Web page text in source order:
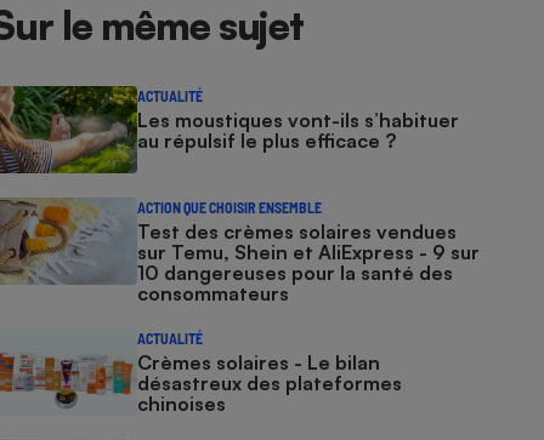
le même sujet
ACTUALITÉ
Les moustiques vont-ils s’habituer
au répulsif le plus efficace ?
ACTION QUE CHOISIR ENSEMBLE
Test des crèmes solaires vendues
sur Temu, Shein et AliExpress - 9 sur
10 dangereuses pour la santé des
consommateurs
ACTUALITÉ
Crèmes solaires - Le bilan
désastreux des plateformes
chinoises